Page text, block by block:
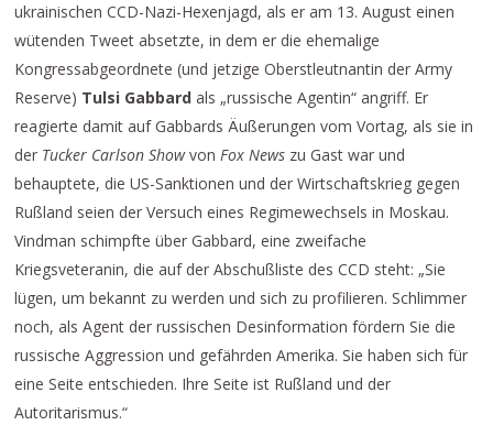
ukrainischen CCD-Nazi-Hexenjagd, als er am 13. August einen
wütenden Tweet absetzte, in dem er die ehemalige
Kongressabgeordnete (und jetzige Oberstleutnantin der Army
Reserve) Tulsi Gabbard als „russische Agentin“ angriff. Er
reagierte damit auf Gabbards Äußerungen vom Vortag, als sie in
der Tucker Carlson ShowvonFox News zu Gast war und
behauptete, die US-Sanktionen und der Wirtschaftskrieg gegen
Rußland seien der Versuch eines Regimewechsels in Moskau.
Vindman schimpfte über Gabbard, eine zweifache
Kriegsveteranin, die auf der Abschußliste des CCD steht: „Sie
lügen, um bekannt zu werden und sich zu profilieren. Schlimmer
noch, als Agent der russischen Desinformation fördern Sie die
russische Aggression und gefährden Amerika. Sie haben sich für
eine Seite entschieden. Ihre Seite ist Rußland und der
Autoritarismus.“